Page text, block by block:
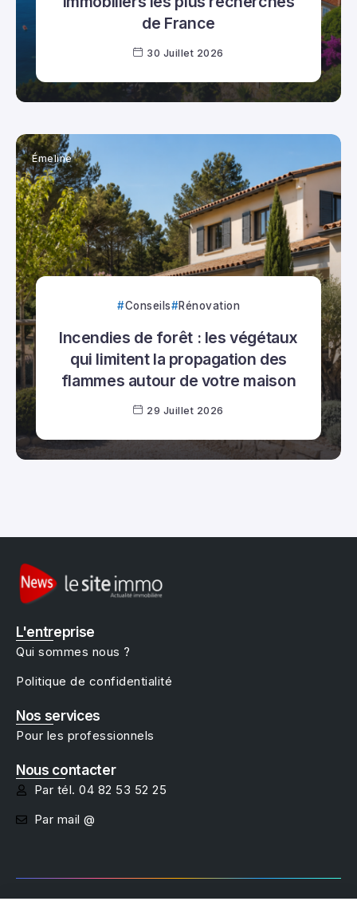
de France
30 Juillet 2026
Émeline
Conseils Rénovation
Incendies de forêt : les végétaux
qui limitent la propagation des
flammes autour de votre maison
29 Juillet 2026
L'entreprise
Qui sommes nous ?
Politique de confidentialité
Nos services
Pour les professionnels
Nous contacter
Par tél. 04 82 53 52 25
Par mail @